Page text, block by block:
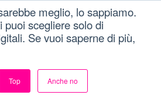
meglio, lo sappiamo.
puoi scegliere solo di
Se vuoi saperne di più,
Top Anche no
Davvero?! Menu